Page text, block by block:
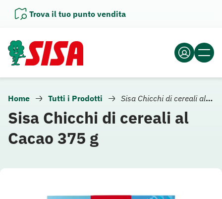
Trova il tuo punto vendita
Home Tutti i Prodotti Sisa Chicchi di cereali al Cacao 375 g
Sisa Chicchi di cereali al
Cacao 375 g